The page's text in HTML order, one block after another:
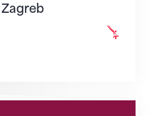
August 2026